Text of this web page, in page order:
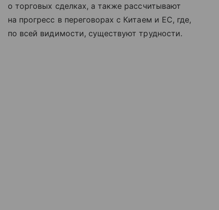
о торговых сделках, а также рассчитывают
на прогресс в переговорах с Китаем и ЕС, где,
по всей видимости, существуют трудности.